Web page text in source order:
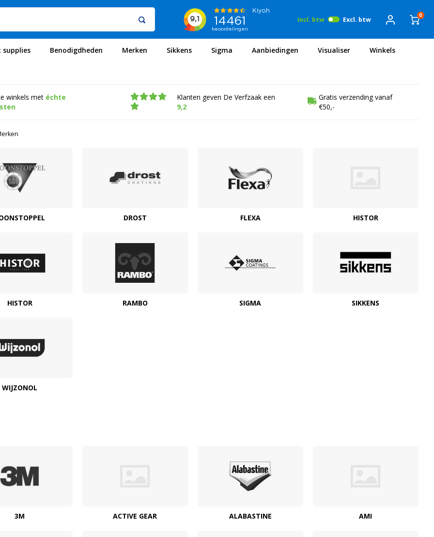
Incl. btw Excl. btw
0
supplies Benodigdheden Aanbiedingen Winkels
Merken Sikkens Sigma Visualiser
winkels met échte
Klanten geven De Verfzaak een
9,2
Gratis verzending vanaf
€50,-
DROST FLEXA HISTOR
HISTOR RAMBO SIGMA SIKKENS
WIJZONOL
3M ACTIVE GEAR ALABASTINE AMI